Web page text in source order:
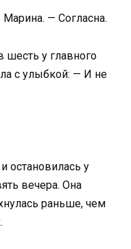
— Согласна.
шесть у главного
с улыбкой: — И не
остановилась у
вечера. Она
раньше, чем